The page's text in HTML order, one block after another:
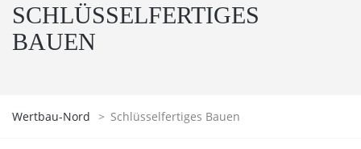
SCHLÜSSELFERTIGES
BAUEN
Wertbau-Nord > Schlüsselfertiges Bauen